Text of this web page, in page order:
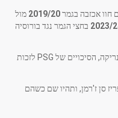
חוו אכזבה בגמר2019/20 מול
2023/ בחצי הגמר נגד בורוסיה
היום, עם קבוצה צעירה ומאוזנת של לואיס אנריקה, הסיכויים של PSG לזכות
סן ז'רמן, ותהיו שם כשהם